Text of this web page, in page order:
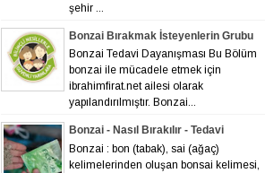
şehir ...
Bonzai Bırakmak İsteyenlerin Grubu
Bonzai Tedavi Dayanışması Bu Bölüm
bonzai ile mücadele etmek için
ibrahimfirat.net ailesi olarak
yapılandırılmıştır. Bonzai...
Bonzai - Nasıl Bırakılır - Tedavi
Bonzai : bon (tabak), sai (ağaç)
kelimelerinden oluşan bonsai kelimesi,